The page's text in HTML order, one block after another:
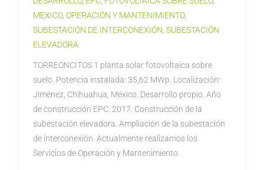
MEXICO, OPERACIÓN Y MANTENIMIENTO,
SUBESTACIÓN DE INTERCONEXIÓN SUBESTACIÓN
ELEVADORA
TORREONCITOS 1 planta solar fotovoltaica sobre
suelo. Potencia instalada: 35,62 MWp. Localización:
Jiménez, Chihuahua, México. Desarrollo propio. Año
de construcción EPC: 2017. Construcción de la
subestación elevadora. Ampliación de la subestación
de interconexión. Actualmente realizamos los
Servicios de Operación y Mantenimiento.